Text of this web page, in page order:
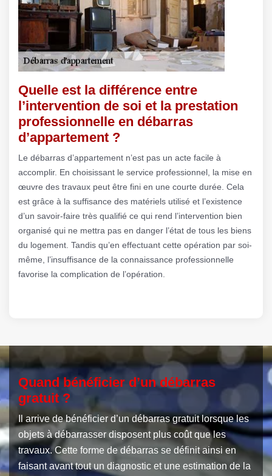
Quelle est la différence entre
l’intervention de soi et la prestation
professionnelle en débarras
d’appartement ?
Le débarras d’appartement n’est pas un acte facile à
accomplir. En choisissant le service professionnel, la mise en
œuvre des travaux peut être fini en une courte durée. Cela
est grâce à la suffisance des matériels utilisé et l’existence
d’un savoir-faire très qualifié ce qui rend l’intervention bien
organisé qui ne mettra pas en danger l’état de tous les biens
du logement. Tandis qu’en effectuant cette opération par soi-
même, l’insuffisance de la connaissance professionnelle
favorise la complication de l’opération.
Quand bénéficier d’un débarras
gratuit ?
Il arrive de bénéficier d’un débarras gratuit lorsque les
objets à débarrasser disposent plus coût que les
travaux. Cette forme de débarras se définit ainsi en
faisant avant tout un diagnostic et une estimation de la